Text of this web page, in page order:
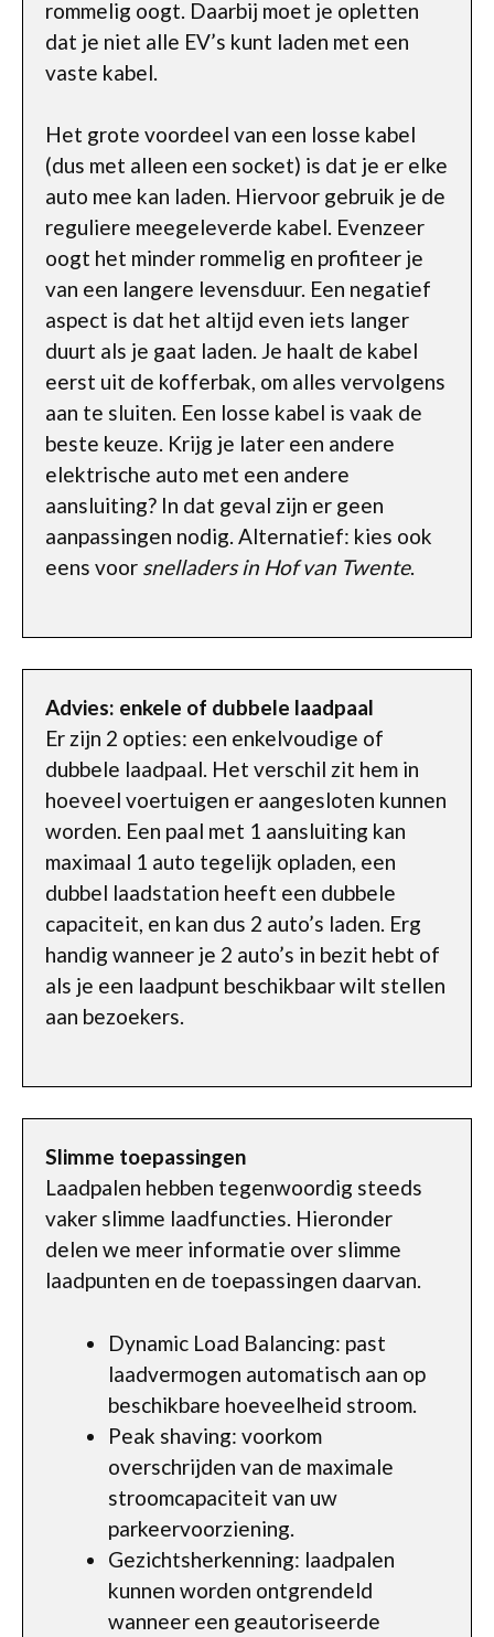
rommelig oogt. Daarbij moet je opletten
dat je niet alle EV’s kunt laden met een
vaste kabel.
Het grote voordeel van een losse kabel
(dus met alleen een socket) is dat je er elke
auto mee kan laden. Hiervoor gebruik je de
reguliere meegeleverde kabel. Evenzeer
oogt het minder rommelig en profiteer je
van een langere levensduur. Een negatief
aspect is dat het altijd even iets langer
duurt als je gaat laden. Je haalt de kabel
eerst uit de kofferbak, om alles vervolgens
aan te sluiten. Een losse kabel is vaak de
beste keuze. Krijg je later een andere
elektrische auto met een andere
aansluiting? In dat geval zijn er geen
aanpassingen nodig. Alternatief: kies ook
eens voor snelladers in Hof van Twente.
Advies: enkele of dubbele laadpaal
Er zijn 2 opties: een enkelvoudige of
dubbele laadpaal. Het verschil zit hem in
hoeveel voertuigen er aangesloten kunnen
worden. Een paal met 1 aansluiting kan
maximaal 1 auto tegelijk opladen, een
dubbel laadstation heeft een dubbele
capaciteit, en kan dus 2 auto’s laden. Erg
handig wanneer je 2 auto’s in bezit hebt of
als je een laadpunt beschikbaar wilt stellen
aan bezoekers.
Slimme toepassingen
Laadpalen hebben tegenwoordig steeds
vaker slimme laadfuncties. Hieronder
delen we meer informatie over slimme
laadpunten en de toepassingen daarvan.
Dynamic Load Balancing: past
laadvermogen automatisch aan op
beschikbare hoeveelheid stroom.
Peak shaving: voorkom
overschrijden van de maximale
stroomcapaciteit van uw
parkeervoorziening.
Gezichtsherkenning: laadpalen
kunnen worden ontgrendeld
wanneer een geautoriseerde